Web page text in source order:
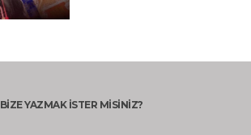
BİZE YAZMAK İSTER MİSİNİZ?